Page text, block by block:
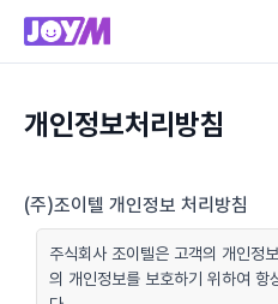
개인정보처리방침
(주)조이텔 개인정보 처리방침
주식회사 조이텔은 고객의 개인정
의 개인정보를 보호하기 위하여 항